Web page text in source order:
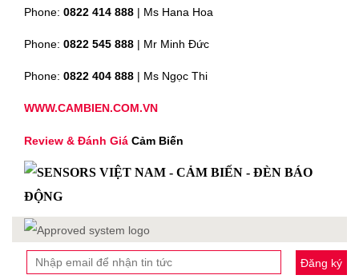
Phone: 0822 414 888 | Ms Hana Hoa
Phone: 0822 545 888 | Mr Minh Đức
Phone: 0822 404 888 | Ms Ngọc Thi
WWW.CAMBIEN.COM.VN
Review & Đánh Giá Cảm Biến
Đăng ký